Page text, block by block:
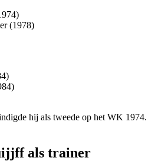
(1978)
hij als tweede op het WK 1974.
als trainer